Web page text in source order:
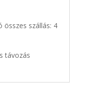
összes szállás: 4
távozás